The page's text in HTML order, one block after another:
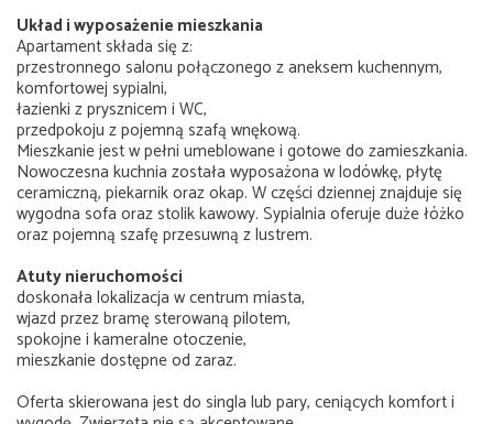
Układ i wyposażenie mieszkania
Apartament składa się z:
przestronnego salonu połączonego z aneksem kuchennym,
komfortowej sypialni,
łazienki z prysznicem i WC,
przedpokoju z pojemną szafą wnękową.
Mieszkanie jest w pełni umeblowane i gotowe do zamieszkania.
Nowoczesna kuchnia została wyposażona w lodówkę, płytę
ceramiczną, piekarnik oraz okap. W części dziennej znajduje się
wygodna sofa oraz stolik kawowy. Sypialnia oferuje duże łóżko
oraz pojemną szafę przesuwną z lustrem.
Atuty nieruchomości
doskonała lokalizacja w centrum miasta,
wjazd przez bramę sterowaną pilotem,
spokojne i kameralne otoczenie,
mieszkanie dostępne od zaraz.
Oferta skierowana jest do singla lub pary, ceniących komfort i